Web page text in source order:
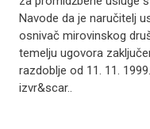
Navode da je naručitelj
osnivač mirovinskog
temelju ugovora
razdoblje od 11. 11.
izvr&scar..